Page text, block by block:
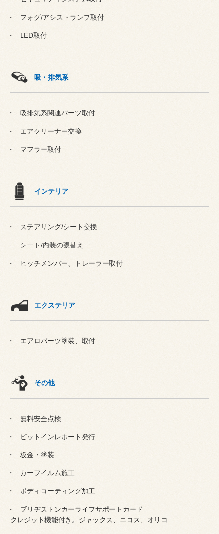
フォグ/アシストランプ取付
LED取付
吸・排気系
吸排気系関連パーツ取付
エアクリーナー交換
マフラー取付
インテリア
ステアリング/シート交換
シート/内装の張替え
ヒッチメンバー、トレーラー取付
エクステリア
エアロパーツ塗装、取付
その他
無料安全点検
ピットインレポート発行
板金・塗装
カーフイルム施工
ボディコーティング加工
ブリヂストンカーライフサポートカード
クレジット機能付き。ジャックス、ニコス、オリコ